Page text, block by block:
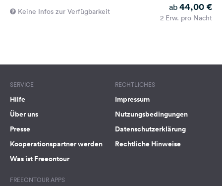
Keine Infos zur Verfügbarkeit ab 44,00 €
2 Erw. pro Nacht
SERVICE
Hilfe
Über uns
Presse
Kooperationspartner werden
Was ist Freeontour
RECHTLICHES
Impressum
Nutzungsbedingungen
Datenschutzerklärung
Rechtliche Hinweise
FREEONTOUR APPS